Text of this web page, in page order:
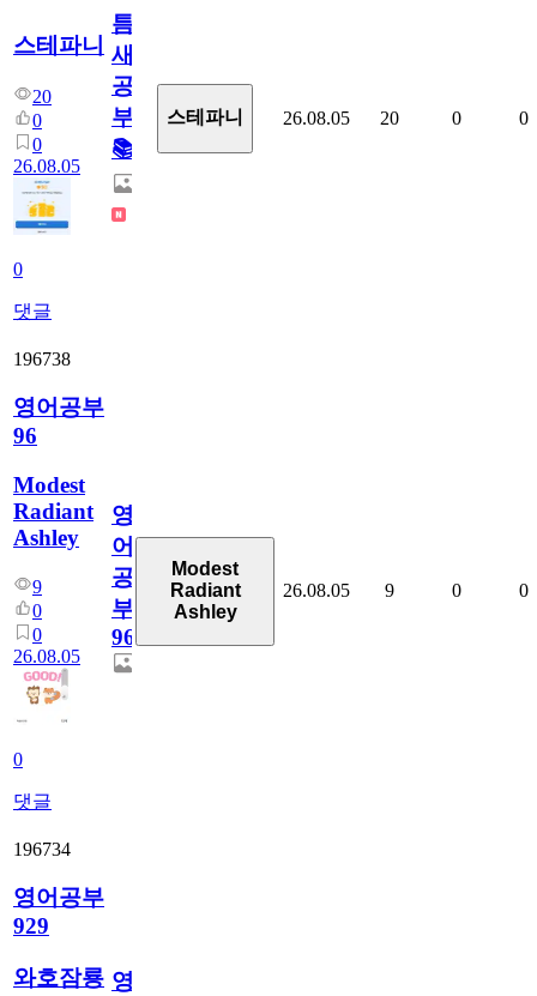
스테파니
20
0
0
26.08.05
0
댓글
틈
새
공
부!
📚
스테파니 26.08.05 20 0 0
196738
영어공부
96
Modest
Radiant
Ashley
9
0
0
26.08.05
0
댓글
영
어
공
부
96
Modest
Radiant
Ashley
26.08.05 9 0 0
196734
영어공부
929
와호잠룡 영